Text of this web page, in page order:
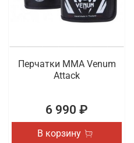
Перчатки ММА Venum
Attack
6 990 ₽
В корзину